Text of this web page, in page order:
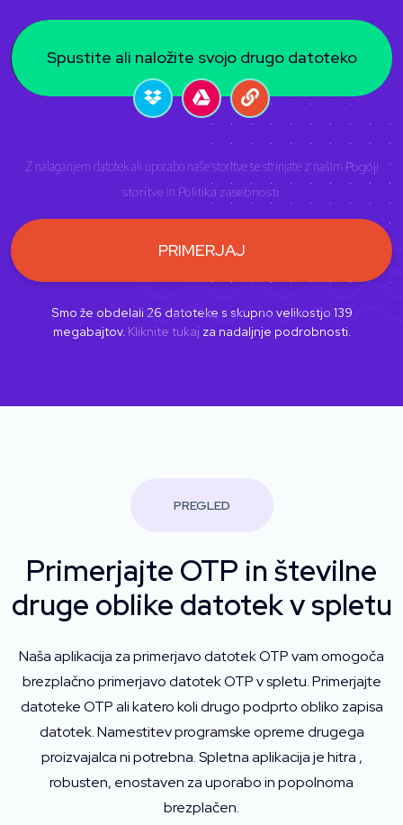
Spustite ali naložite svojo drugo datoteko
Z nalaganjem datotek ali uporabo naše storitve se strinjate z našim Pogoji
storitvein Politika zasebnosti
PRIMERJAJ
Smo že obdelali 26 datoteke s skupno velikostjo 139
megabajtov. Kliknite tukaj za nadaljnje podrobnosti.
PREGLED
Primerjajte OTP in številne
druge oblike datotek v spletu
Naša aplikacija za primerjavo datotek OTP vam omogoča
brezplačno primerjavo datotek OTP v spletu. Primerjajte
datoteke OTP ali katero koli drugo podprto obliko zapisa
datotek. Namestitev programske opreme drugega
proizvajalca ni potrebna. Spletna aplikacija je hitra ,
robusten, enostaven za uporabo in popolnoma
brezplačen.